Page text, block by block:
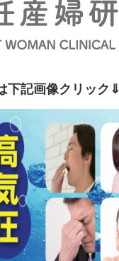
下記画像クリック⇓